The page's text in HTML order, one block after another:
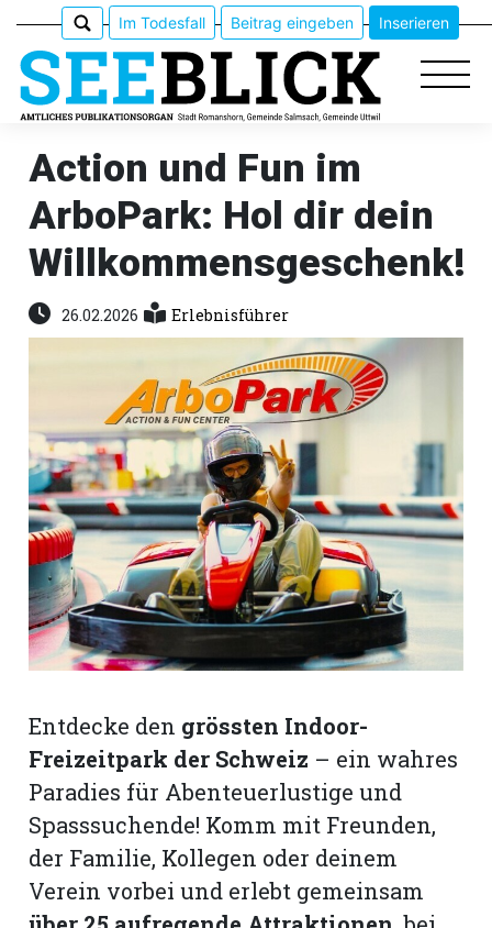
Epaper
Veranstaltungen
Erlebnisführer
Romanshorn:
offizielle
Mitteilungen
Im Todesfall Beitrag eingeben Inserieren
Action und Fun im
ArboPark: Hol dir dein
Willkommensgeschenk!
26.02.2026 Erlebnisführer
Entdecke den grössten Indoor-
Freizeitpark der Schweiz – ein wahres
Paradies für Abenteuerlustige und
Spasssuchende! Komm mit Freunden,
der Familie, Kollegen oder deinem
Verein vorbei und erlebt gemeinsam